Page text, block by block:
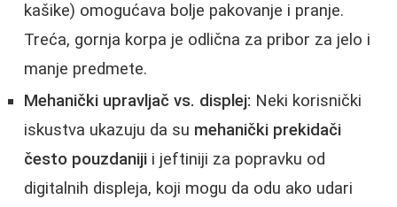
kašike) omogućava bolje pakovanje i pranje.
Treća, gornja korpa je odlična za pribor za jelo i
manje predmete.
Mehanički upravljač vs. displej: Neki korisnički
iskustva ukazuju da su mehanički prekidači
često pouzdaniji i jeftiniji za popravku od
digitalnih displeja, koji mogu da odu ako udari